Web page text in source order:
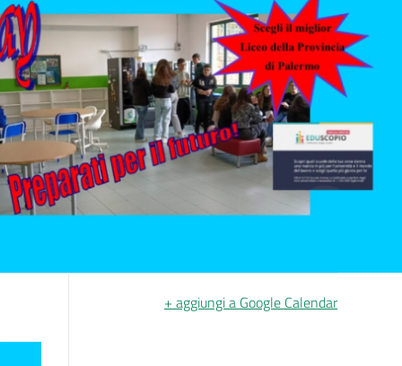
+ aggiungi a Google Calendar